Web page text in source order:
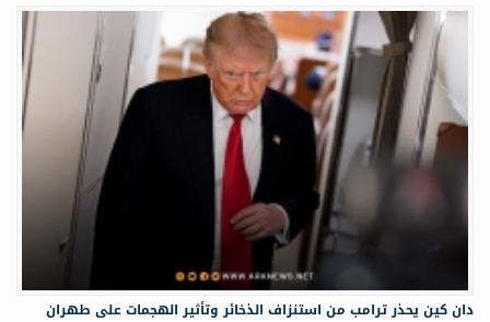
دان كين يحذر ترامب من استنزاف الذخائر وتأثير الهجمات على طهران